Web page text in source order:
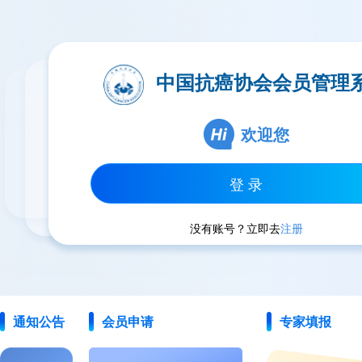
中国抗癌协会会员管理
欢迎您
登 录
没有账号？立即去注册
通知公告 会员申请 专家填报